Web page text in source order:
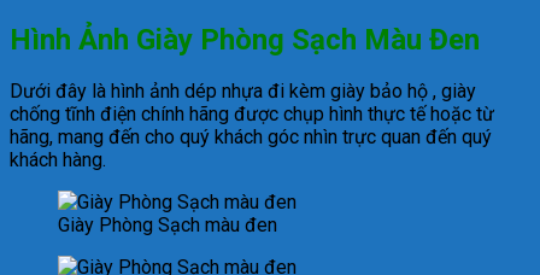
Hình Ảnh Giày Phòng Sạch Màu Đen
Dưới đây là hình ảnh dép nhựa đi kèm giày bảo hộ , giày
chống tĩnh điện chính hãng được chụp hình thực tế hoặc từ
hãng, mang đến cho quý khách góc nhìn trực quan đến quý
khách hàng.
Giày Phòng Sạch màu đen